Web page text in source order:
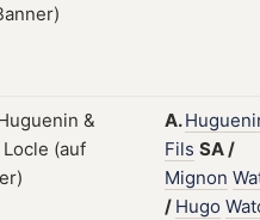
A.
Fils SA/
Mignon
/ Hugo